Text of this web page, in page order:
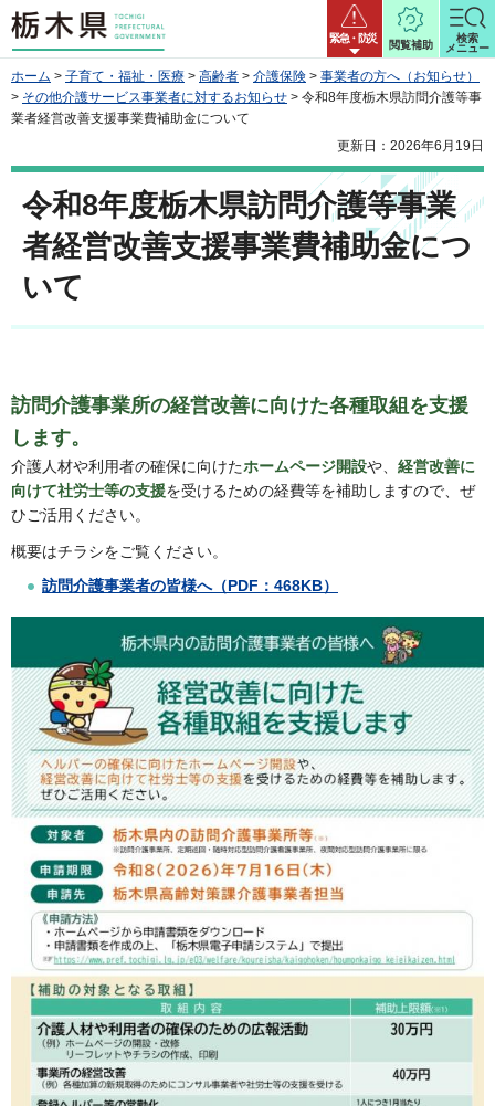
栃木県 緊急・防災
閲覧補助
検索
メニュー
ホーム > 子育て・福祉・医療 > 高齢者 > 介護保険 > 事業者の方へ（お知らせ）
> その他介護サービス事業者に対するお知らせ > 令和8年度栃木県訪問介護等事
業者経営改善支援事業費補助金について
更新日：2026年6月19日
令和8年度栃木県訪問介護等事業
者経営改善支援事業費補助金につ
いて
訪問介護事業所の経営改善に向けた各種取組を支援
します。
介護人材や利用者の確保に向けたホームページ開設や、 経営改善に
向けて社労士等の支援を受けるための経費等を補助しますので、ぜ
ひご活用ください。
概要はチラシをご覧ください。
訪問介護事業者の皆様へ（PDF：468KB）